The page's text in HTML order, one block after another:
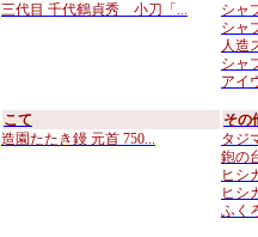
三代目 千代鶴貞秀 小刀「...
シャ
シャ
人
シャ
アイ
こて
造園たたき鏝 元首 750...
その
タジ
鉋の
ヒシ
ヒシ
ふく